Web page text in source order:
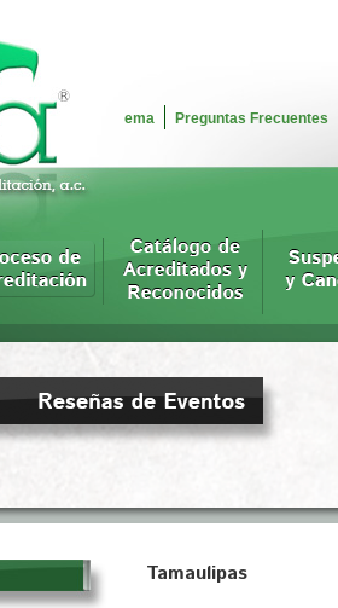
ema Preguntas Frecuentes
Tamaulipas